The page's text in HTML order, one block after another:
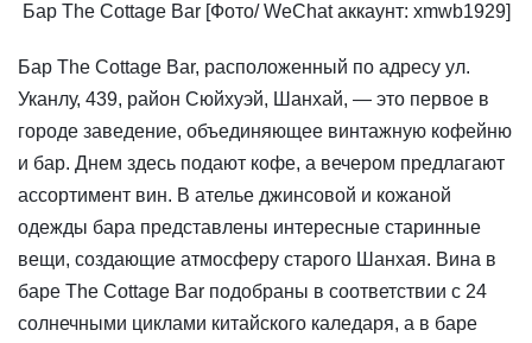
Бар The Cottage Bar [Фото/ WeChat аккаунт: xmwb1929]
Бар The Cottage Bar, расположенный по адресу ул.
Уканлу, 439, район Сюйхуэй, Шанхай, — это первое в
городе заведение, объединяющее винтажную кофейню
и бар. Днем здесь подают кофе, а вечером предлагают
ассортимент вин. В ателье джинсовой и кожаной
одежды бара представлены интересные старинные
вещи, создающие атмосферу старого Шанхая. Вина в
баре The Cottage Bar подобраны в соответствии с 24
солнечными циклами китайского каледаря, а в баре